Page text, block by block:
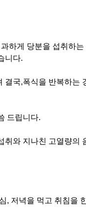
하게 당분을 섭취하는
니다.
결국,폭식을 반복하는
드립니다.
취와 지나친 고열량의
, 저녁을 먹고 취침을